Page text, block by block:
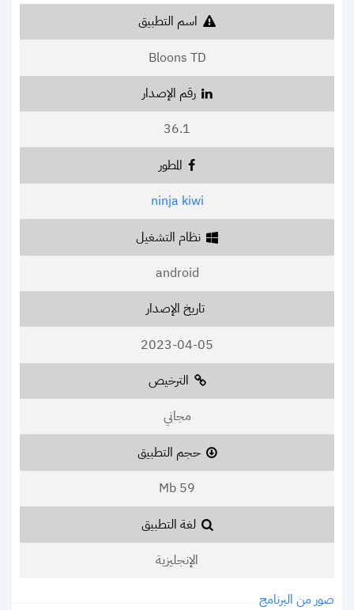
اسم التطبيق
Bloons TD
رقم الإصدار
36.1
المطور
ninja kiwi
نظام التشغيل
android
تاريخ الإصدار
2023-04-05
الترخيص
مجاني
حجم التطبيق
59 Mb
لغة التطبيق
الإنجليزية
صور من البرنامج